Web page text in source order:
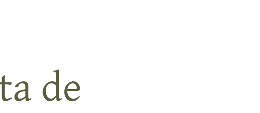
de